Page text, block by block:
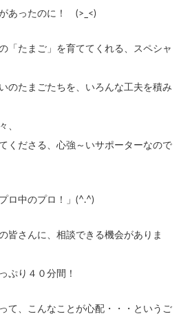
あったのに！ (>_<)
「たまご」を育ててくれる、スペシャ
のたまごたちを、いろんな工夫を積み
、
くださる、心強～いサポーターなので
ロ中のプロ！」(^.^)
皆さんに、相談できる機会がありま
ぷり４０分間！
て、こんなことが心配・・・というご